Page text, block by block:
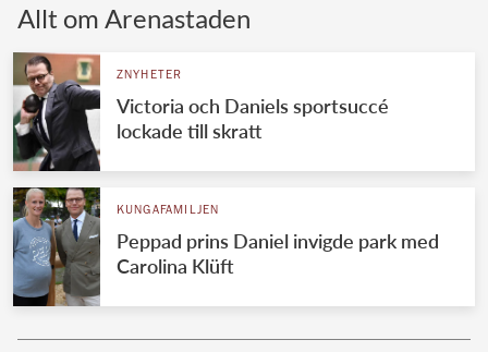
UTLÄNDSKT
VÄRLDENS KUNGAHUS
Svenska kungahuset
Brittiska kungahuset
REDAKTION
Allt om Arenastaden
ZNYHETER
Victoria och Daniels sportsuccé
lockade till skratt
KUNGAFAMILJEN
Peppad prins Daniel invigde park med
Carolina Klüft